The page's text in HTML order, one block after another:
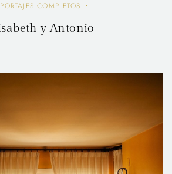
COMPLETOS
y Antonio